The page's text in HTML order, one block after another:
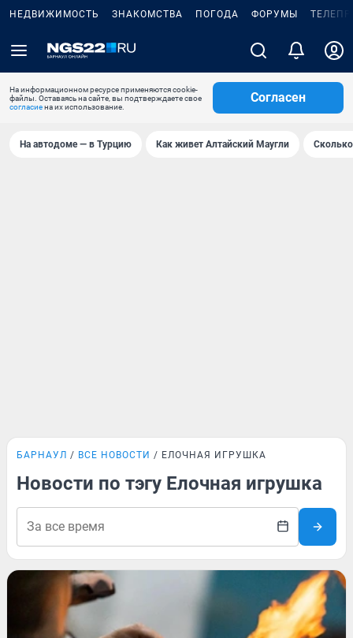
НЕДВИЖИМОСТЬ ЗНАКОМСТВА ПОГОДА ФОРУМЫ
На информационном ресурсе применяются cookie-
файлы. Оставаясь на сайте, вы подтверждаете свое
согласиена их использование.
Согласен
На автодоме — в Турцию Как живет Алтайский Маугли
БАРНАУЛ ВСЕ НОВОСТИ ЕЛОЧНАЯ ИГРУШКА
Новости по тэгу Елочная игрушка